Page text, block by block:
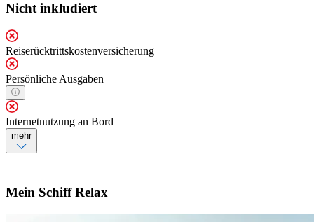
Nicht inkludiert
Reiserücktrittskostenversicherung
Persönliche Ausgaben
Internetnutzung an Bord
mehr
Mein Schiff Relax